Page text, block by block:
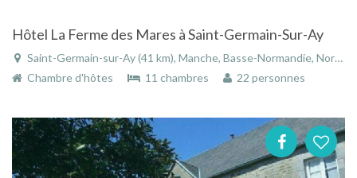
Hôtel La Ferme des Mares à Saint-Germain-Sur-Ay
Saint-Germain-sur-Ay (41 km), Manche, Basse-Normandie, Normandie, France
Chambre d'hôtes
11 chambres 22 personnes